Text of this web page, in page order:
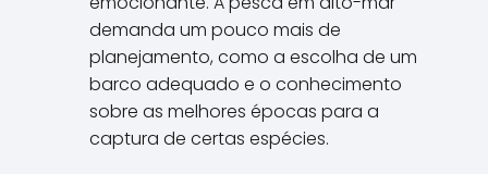
demanda um pouco mais de
planejamento, como a escolha de um
barco adequado e o conhecimento
sobre as melhores épocas para a
captura de certas espécies.